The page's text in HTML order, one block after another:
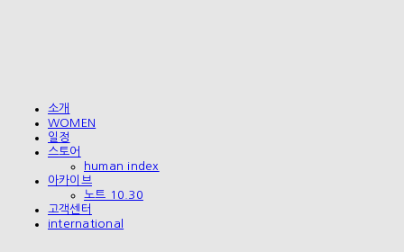
소개
WOMEN
일정
스토어
human index
아카이브
노트 10.30
고객센터
international